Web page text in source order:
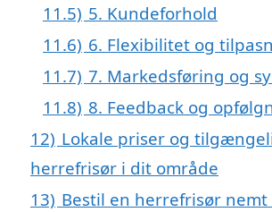
11.5) 5. Kundeforhold
11.6) 6. Flexibilitet og
11.7) 7. Markedsføring og
11.8) 8. Feedback og
12) Lokale priser og
herrefrisør i dit område
13) Bestil en herrefrisør nemt